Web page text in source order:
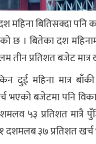
महिना बितिसक्दा पनि
छ । बितेका दश
प्रतिशत बजेट मात्र
दुई महिना मात्र
भएको बजेटमा पनि
५३ प्रतिशत मात्रै
३७ प्रतिशत